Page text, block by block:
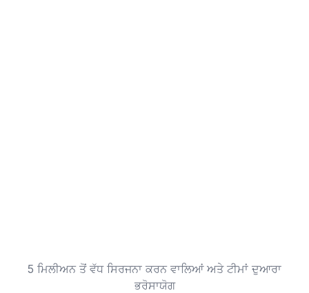
5 ਮਿਲੀਅਨ ਤੋਂ ਵੱਧ ਸਿਰਜਨਾ ਕਰਨ ਵਾਲਿਆਂ ਅਤੇ ਟੀਮਾਂ ਦੁਆਰਾ
ਭਰੋਸਾਯੋਗ